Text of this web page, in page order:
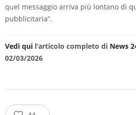
quel messaggio arriva più lontano di
pubblicitaria”.
Vedi qui l’articolo completo di News
02/03/2026